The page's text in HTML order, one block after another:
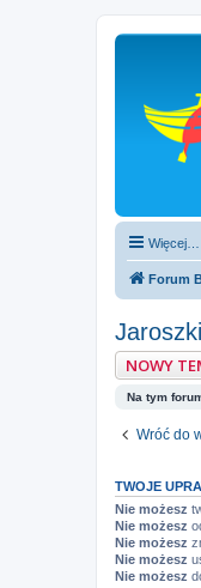
Więcej…
Forum
Jaroszki
NOWY
Na tym
Wróć do
TWOJE
Nie możesz
Nie możesz
Nie możesz
Nie możesz
Nie możesz